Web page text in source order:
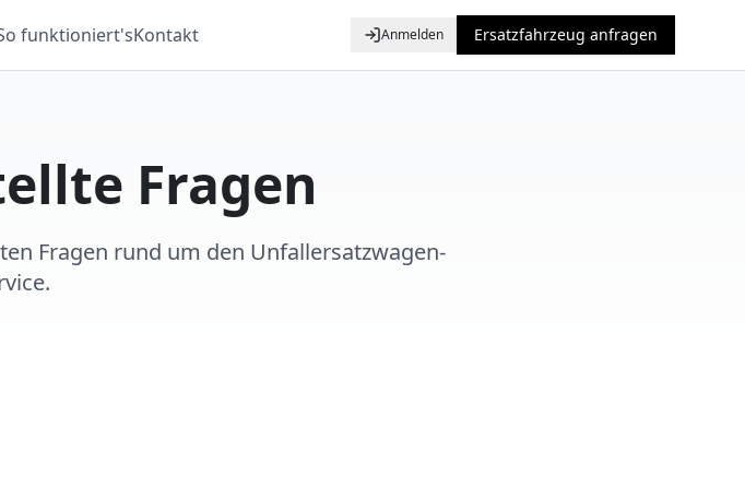
funktioniert'sKontakt Anmelden Ersatzfahrzeug anfragen
Fragen
Fragen rund um den Unfallersatzwagen-